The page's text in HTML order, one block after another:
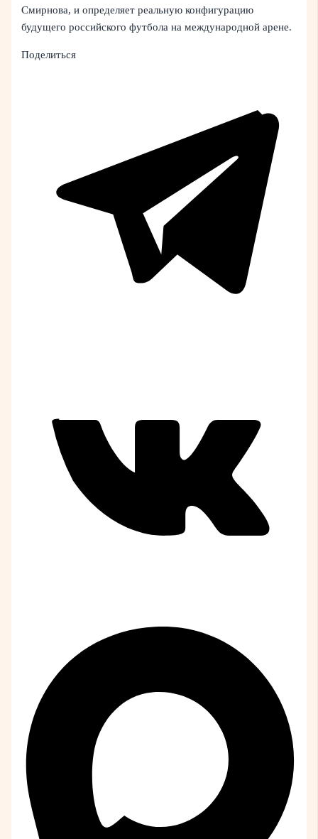
Смирнова, и определяет реальную конфигурацию
будущего российского футбола на международной арене.
Поделиться